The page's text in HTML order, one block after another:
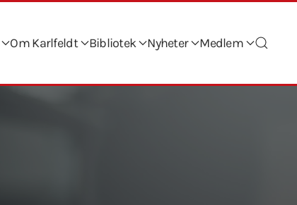
Om Karlfeldt Bibliotek Nyheter Medlem